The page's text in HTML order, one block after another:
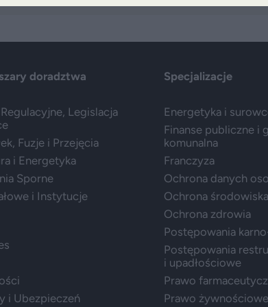
doradztwa
Legislacja
Fuzje i Przejęcia
i Energetyka
Sporne
i Instytucje
i Ubezpieczeń
Specjalizacje
Energetyka i
Finanse publiczne i
komunalna
Franczyza
Ochrona danych
Ochrona środowiska
Ochrona zdrowia
Postępowania
Postępowania
i upadłościowe
Prawo
Prawo żywnościowe